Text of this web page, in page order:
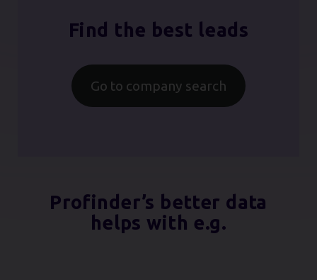
Find the best leads
Go to company search
Profinder’s better data
helps with e.g.